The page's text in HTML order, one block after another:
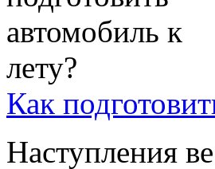
Как
Наступления